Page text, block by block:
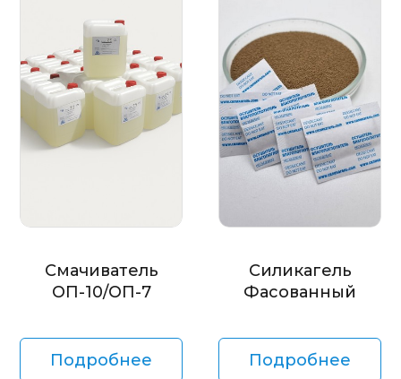
Смачиватель
ОП-10/ОП-7
Подробнее
Силикагель
Фасованный
Подробнее